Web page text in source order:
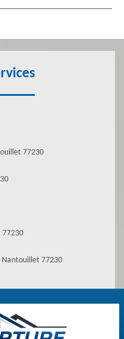
77230
77230
Nantouillet 77230